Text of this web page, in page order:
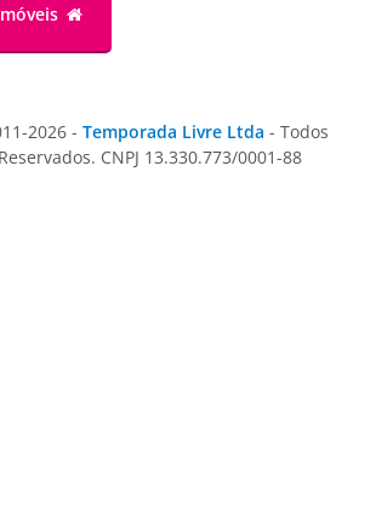
2026 - Temporada Livre Ltda - Todos
CNPJ 13.330.773/0001-88